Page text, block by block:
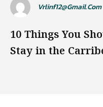
Vrlinf12@gmail.com
10 Things You
Stay in the